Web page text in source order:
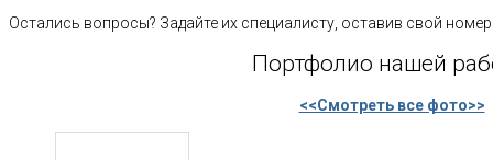
Остались вопросы? Задайте их специалисту, оставив свой
Портфолио нашей
<<Смотреть все фото>>